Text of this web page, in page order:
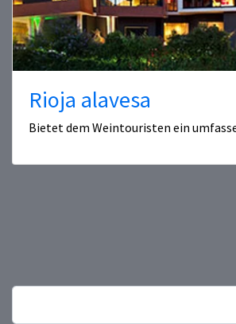
Rioja alavesa
Bietet dem Weintouristen ein